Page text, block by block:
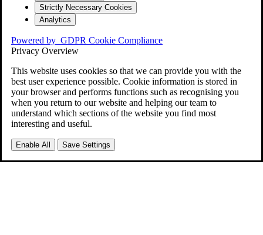
Strictly Necessary Cookies
Analytics
Powered by GDPR Cookie Compliance
Privacy Overview
This website uses cookies so that we can provide you with the
best user experience possible. Cookie information is stored in
your browser and performs functions such as recognising you
when you return to our website and helping our team to
understand which sections of the website you find most
interesting and useful.
Enable All Save Settings